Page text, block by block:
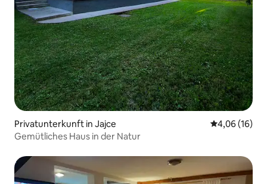
Privatunterkunft in Jajce
4,06 (16)
Gemütliches Haus in der Natur